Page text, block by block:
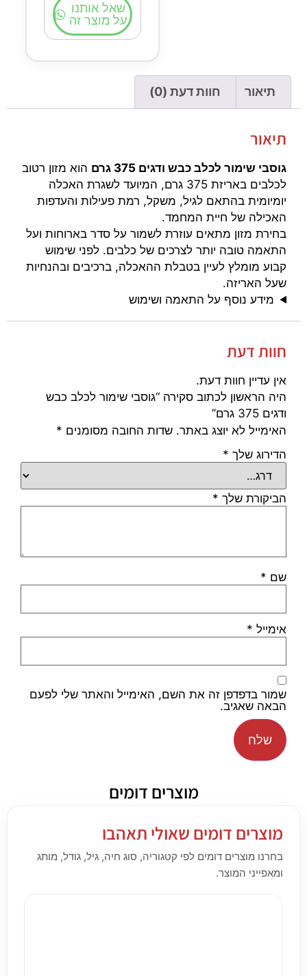
שאל אותנו
על מוצר זה
תיאור חוות דעת (0)
תיאור
גוסבי שימור לכלב כבש ודגים 375 גרם
הוא מזון רטוב
לכלבים באריזת 375 גרם, המיועד לשגרת האכלה
יומיומית בהתאם לגיל, משקל, רמת פעילות והעדפות
האכילה של חיית המחמד.
בחירת מזון מתאים עוזרת לשמור על סדר בארוחות ועל
התאמה טובה יותר לצרכים של כלבים. לפני שימוש
קבוע מומלץ לעיין בטבלת ההאכלה, ברכיבים ובהנחיות
שעל האריזה.
מידע נוסף על התאמה ושימוש
חוות דעת
אין עדיין חוות דעת.
היה הראשון לכתוב סקירה “גוסבי שימור לכלב כבש
ודגים 375 גרם”
האימייל לא יוצג באתר. שדות החובה מסומנים *
הדירוג שלך *
הביקורת שלך *
שם *
אימייל *
שמור בדפדפן זה את השם, האימייל והאתר שלי לפעם
הבאה שאגיב.
מוצרים דומים
מוצרים דומים שאולי תאהבו
בחרנו מוצרים דומים לפי קטגוריה, סוג חיה, גיל, גודל, מותג
ומאפייני המוצר.